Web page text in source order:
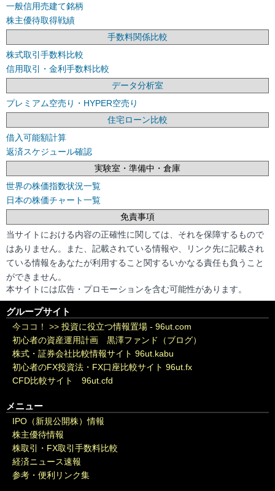
一般信用売建て銘柄
株主優待取得戦績
手数料関係比較
株式取引手数料比較
信用取引・金利手数料比較
データ分析室
プレミアム空売り・HYPER空売り
住宅ローン比較
借入可能額計算
返済スケジュール確認
実験室・準備中・倉庫
世界の株価指数状況一覧
日本の株価チャート一覧
免責事項
当サイトにおける内容の正確性に関しては、それを保障するもので
はありません。また、記載されている情報や、リンク先に記載され
ている情報をあなたが利用すること関するいかなる責任も負うこと
ができません。
本サイトには広告・プロモーションを含む可能性があります。
グループサイト
今ココ！ >> 投資に役立つ情報置場 - 96ut.com
初心者の資産運用計画 黒澤ファンド（ブログ）
株式・証券会社比較情報サイト 96ut.kabu
初心者のFX投資法・FX口座比較サイト 96ut.fx
CFD比較サイト 96ut.cfd
メニュー
IPO（新規公開株）情報
株主優待情報
株取引・FX取引手数料比較
経済ニュース速報
参考・便利リンク集